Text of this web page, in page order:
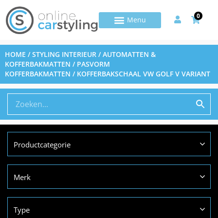
0
HOME /STYLING INTERIEUR /AUTOMATTEN &
KOFFERBAKMATTEN / PASVORM
KOFFERBAKMATTEN / KOFFERBAKSCHAAL VW GOLF V VARIANT
Productcategorie
Merk
Type